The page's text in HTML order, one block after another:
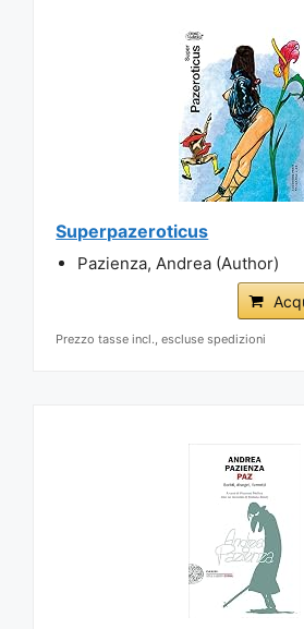
Superpazeroticus
Pazienza, Andrea (Author)
Prezzo tasse incl., escluse spedizioni